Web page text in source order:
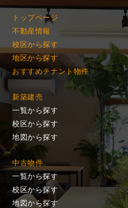
トップページ
不動産情報
校区から探す
地区から探す
おすすめテナント物件
新築建売
一覧から探す
校区から探す
地図から探す
中古物件
一覧から探す
校区から探す
地図から探す